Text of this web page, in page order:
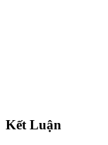
Kết Luận